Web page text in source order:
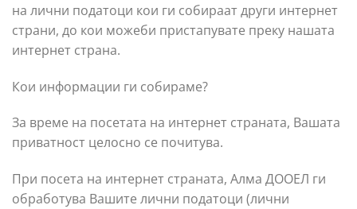
на лични податоци кои ги собираат други интернет
страни, до кои можеби пристапувате преку нашaтa
интернет страна.
Кои информации ги собираме?
За време на посетата на интернет страната, Вашата
приватност целосно се почитува.
При посета на интернет страната, Алма ДООЕЛ ги
обработува Вашите лични податоци (лични